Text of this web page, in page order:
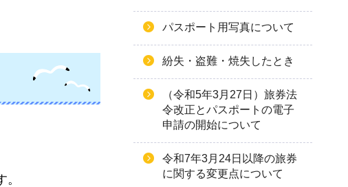
パスポート用写真について
紛失・盗難・焼失したとき
（令和5年3月27日）旅券法
令改正とパスポートの電子
申請の開始について
令和7年3月24日以降の旅券
に関する変更点について